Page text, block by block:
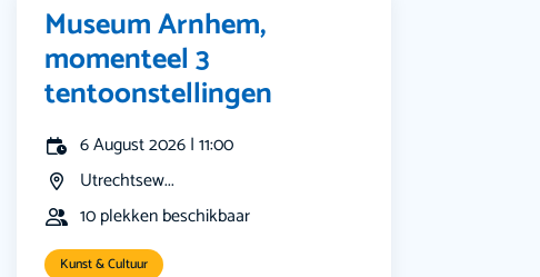
Museum Arnhem,
momenteel 3
tentoonstellingen
6 August 2026 | 11:00
Utrechtsew...
10 plekken beschikbaar
Kunst & Cultuur